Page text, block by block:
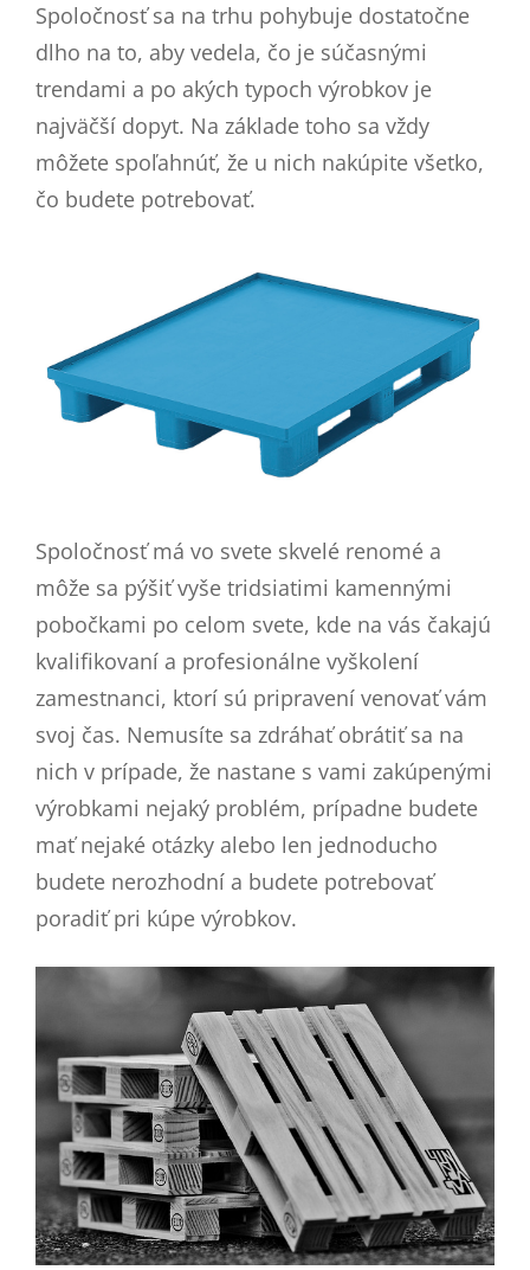
Spoločnosť sa na trhu pohybuje dostatočne
dlho na to, aby vedela, čo je súčasnými
trendami a po akých typoch výrobkov je
najväčší dopyt. Na základe toho sa vždy
môžete spoľahnúť, že u nich nakúpite všetko,
čo budete potrebovať.
Spoločnosť má vo svete skvelé renomé a
môže sa pýšiť vyše tridsiatimi kamennými
pobočkami po celom svete, kde na vás čakajú
kvalifikovaní a profesionálne vyškolení
zamestnanci, ktorí sú pripravení venovať vám
svoj čas. Nemusíte sa zdráhať obrátiť sa na
nich v prípade, že nastane s vami zakúpenými
výrobkami nejaký problém, prípadne budete
mať nejaké otázky alebo len jednoducho
budete nerozhodní a budete potrebovať
poradiť pri kúpe výrobkov.